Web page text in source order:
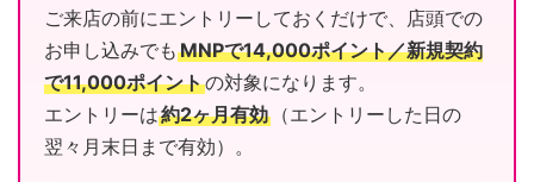
ご来店の前にエントリーしておくだけで、店頭での
お申し込みでも MNPで14,000ポイント／新規契約
で11,000ポイントの対象になります。
エントリーは約2ヶ月有効 （エントリーした日の
翌々月末日まで有効）。